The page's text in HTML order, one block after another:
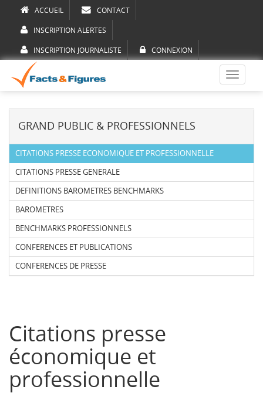
ACCUEIL CONTACT
INSCRIPTION ALERTES
INSCRIPTION JOURNALISTE CONNEXION
Toggle
GRAND PUBLIC & PROFESSIONNELS
CITATIONS PRESSE ECONOMIQUE ET PROFESSIONNELLE
CITATIONS PRESSE GENERALE
DEFINITIONS BAROMETRES BENCHMARKS
BAROMETRES
BENCHMARKS PROFESSIONNELS
CONFERENCES ET PUBLICATIONS
CONFERENCES DE PRESSE
Citations presse
économique et
professionnelle